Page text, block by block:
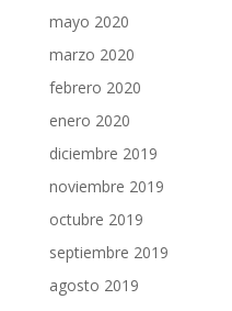
mayo 2020
marzo 2020
febrero 2020
enero 2020
diciembre 2019
noviembre 2019
octubre 2019
septiembre 2019
agosto 2019